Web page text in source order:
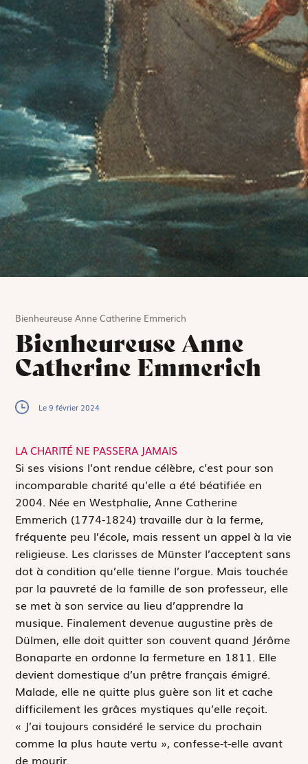
Bienheureuse Anne Catherine Emmerich
Bienheureuse Anne
Catherine Emmerich
Le 9 février 2024
LA CHARITÉ NE PASSERA JAMAIS
Si ses visions l’ont rendue célèbre, c’est pour son
incomparable charité qu’elle a été béatifiée en
2004. Née en Westphalie, Anne Catherine
Emmerich (1774-1824) travaille dur à la ferme,
fréquente peu l’école, mais ressent un appel à la vie
religieuse. Les clarisses de Münster l’acceptent sans
dot à condition qu’elle tienne l’orgue. Mais touchée
par la pauvreté de la famille de son professeur, elle
se met à son service au lieu d’apprendre la
musique. Finalement devenue augustine près de
Dülmen, elle doit quitter son couvent quand Jérôme
Bonaparte en ordonne la fermeture en 1811. Elle
devient domestique d’un prêtre français émigré.
Malade, elle ne quitte plus guère son lit et cache
difficilement les grâces mystiques qu’elle reçoit.
« J’ai toujours considéré le service du prochain
comme la plus haute vertu », confesse-t-elle avant
de mourir.